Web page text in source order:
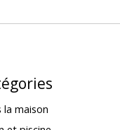
la maison